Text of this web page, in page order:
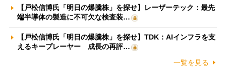
【戸松信博氏「明日の爆騰株」を探せ】レーザーテック：最先
端半導体の製造に不可欠な検査装…
【戸松信博氏「明日の爆騰株」を探せ】TDK：AIインフラを支
えるキープレーヤー 成長の再評…
一覧を見る